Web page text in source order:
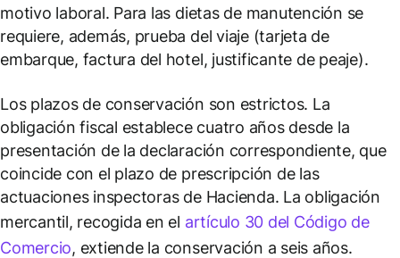
motivo laboral. Para las dietas de manutención se
requiere, además, prueba del viaje (tarjeta de
embarque, factura del hotel, justificante de peaje).
Los plazos de conservación son estrictos. La
obligación fiscal establece cuatro años desde la
presentación de la declaración correspondiente, que
coincide con el plazo de prescripción de las
actuaciones inspectoras de Hacienda. La obligación
mercantil, recogida en el artículo 30 del Código de
Comercio, extiende la conservación a seis años.